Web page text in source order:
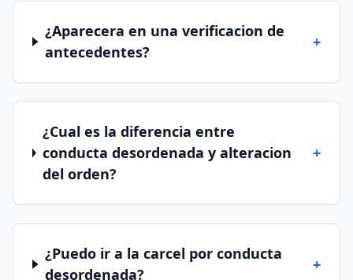
¿Aparecera en una verificacion de
antecedentes?
+
¿Cual es la diferencia entre
conducta desordenada y alteracion
del orden?
+
¿Puedo ir a la carcel por conducta
desordenada?
+